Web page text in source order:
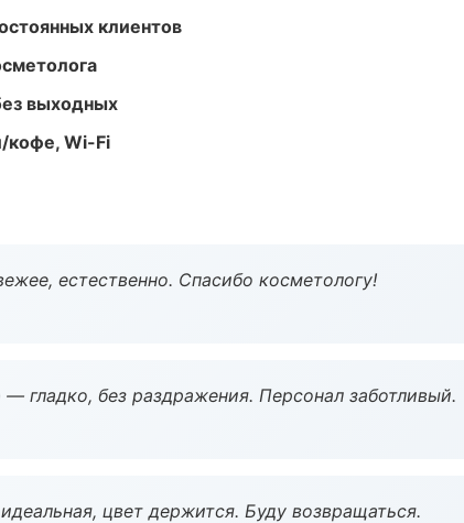
клиентов
выходных
кофе, Wi-Fi
естественно. Спасибо косметологу!
гладко, без раздражения. Персонал заботливый.
цвет держится. Буду возвращаться.